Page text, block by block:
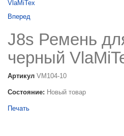
Вперед
J8s Ремень
черный
Артикул VM104-10
Состояние: Новый товар
Печать